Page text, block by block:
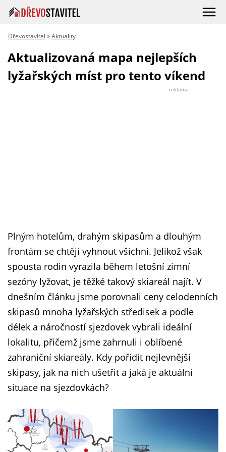
Dřevostavitel »Aktuality
Aktualizovaná mapa nejlepších
lyžařských míst pro tento víkend
reklama
Plným hotelům, drahým skipasům a dlouhým
frontám se chtějí vyhnout všichni. Jelikož však
spousta rodin vyrazila během letošní zimní
sezóny lyžovat, je těžké takový skiareál najít. V
dnešním článku jsme porovnali ceny celodenních
skipasů mnoha lyžařských středisek a podle
délek a náročností sjezdovek vybrali ideální
lokalitu, přičemž jsme zahrnuli i oblíbené
zahraniční skiareály. Kdy pořídit nejlevnější
skipasy, jak na nich ušetřit a jaká je aktuální
situace na sjezdovkách?